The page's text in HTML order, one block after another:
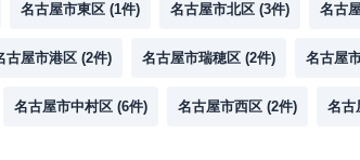
名古屋市東区 (1件) 名古屋市北区 (3件) 名古
古屋市港区 (2件) 名古屋市瑞穂区 (2件) 名古屋
名古屋市中村区 (6件) 名古屋市西区 (2件) 名古